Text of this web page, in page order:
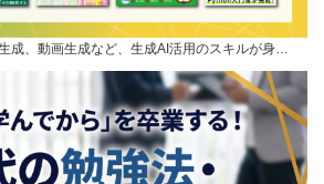
成、動画生成など、生成AI活用のスキルが身…